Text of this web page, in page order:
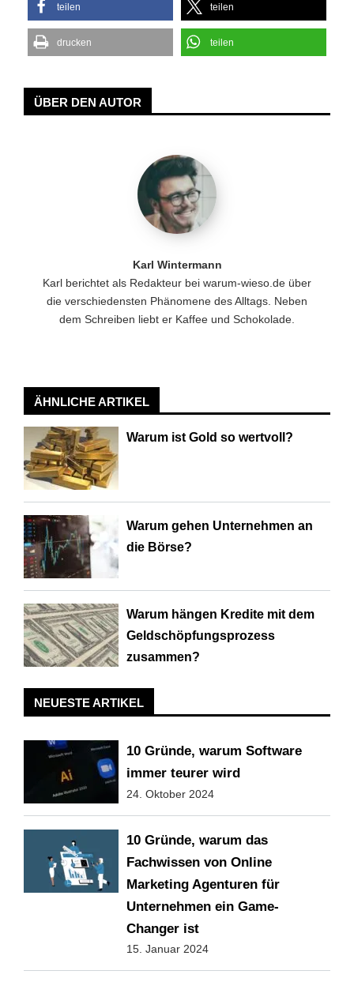
teilen teilen
drucken teilen
ÜBER DEN AUTOR
Karl Wintermann
Karl berichtet als Redakteur bei warum-wieso.de über
die verschiedensten Phänomene des Alltags. Neben
dem Schreiben liebt er Kaffee und Schokolade.
ÄHNLICHE ARTIKEL
Warum ist Gold so wertvoll?
Warum gehen Unternehmen an
die Börse?
Warum hängen Kredite mit dem
Geldschöpfungsprozess
zusammen?
NEUESTE ARTIKEL
10 Gründe, warum Software
immer teurer wird
24. Oktober 2024
10 Gründe, warum das
Fachwissen von Online
Marketing Agenturen für
Unternehmen ein Game-
Changer ist
15. Januar 2024